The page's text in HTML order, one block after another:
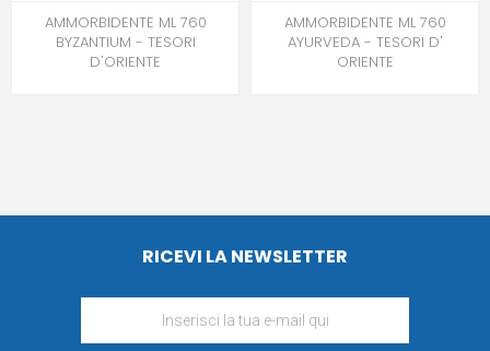
AMMORBIDENTE ML 760
BYZANTIUM - TESORI
D'ORIENTE
AMMORBIDENTE ML 760
AYURVEDA - TESORI D'
ORIENTE
RICEVI LA NEWSLETTER